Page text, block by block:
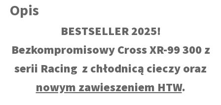
Opis
BESTSELLER 2025!
Bezkompromisowy Cross XR-99 300 z
serii Racing z chłodnicą cieczy oraz
nowym zawieszeniem HTW.